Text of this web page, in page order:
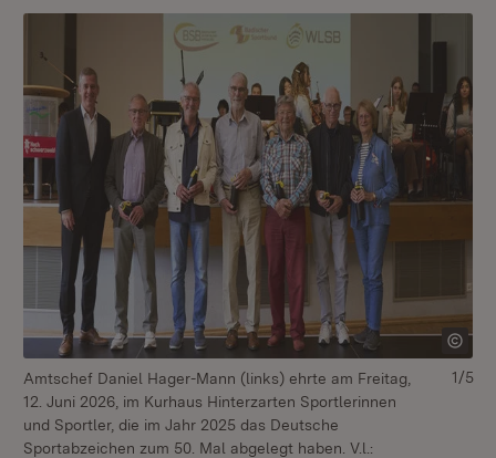
Amtschef Daniel Hager-Mann (links) ehrte am Freitag,
12. Juni 2026, im Kurhaus Hinterzarten Sportlerinnen
und Sportler, die im Jahr 2025 das Deutsche
Sportabzeichen zum 50. Mal abgelegt haben. V.l.:
1/5